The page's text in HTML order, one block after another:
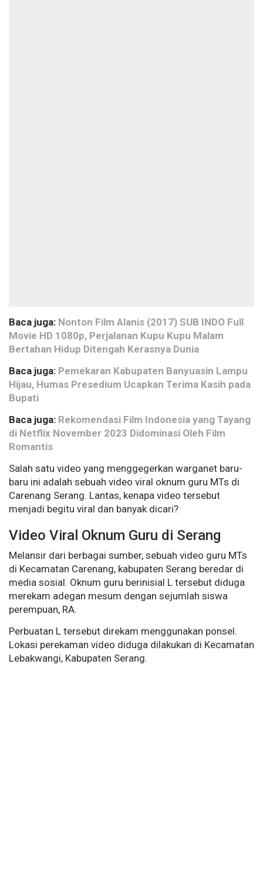
Baca juga: Nonton Film Alanis (2017) SUB INDO Full
Movie HD 1080p, Perjalanan Kupu Kupu Malam
Bertahan Hidup Ditengah Kerasnya Dunia
Baca juga: Pemekaran Kabupaten Banyuasin Lampu
Hijau, Humas Presedium Ucapkan Terima Kasih pada
Bupati
Baca juga: Rekomendasi Film Indonesia yang Tayang
di Netflix November 2023 Didominasi Oleh Film
Romantis
Salah satu video yang menggegerkan warganet baru-
baru ini adalah sebuah video viral oknum guru MTs di
Carenang Serang. Lantas, kenapa video tersebut
menjadi begitu viral dan banyak dicari?
Video Viral Oknum Guru di Serang
Melansir dari berbagai sumber, sebuah video guru MTs
di Kecamatan Carenang, kabupaten Serang beredar di
media sosial. Oknum guru berinisial L tersebut diduga
merekam adegan mesum dengan sejumlah siswa
perempuan, RA.
Perbuatan L tersebut direkam menggunakan ponsel.
Lokasi perekaman video diduga dilakukan di Kecamatan
Lebakwangi, Kabupaten Serang.